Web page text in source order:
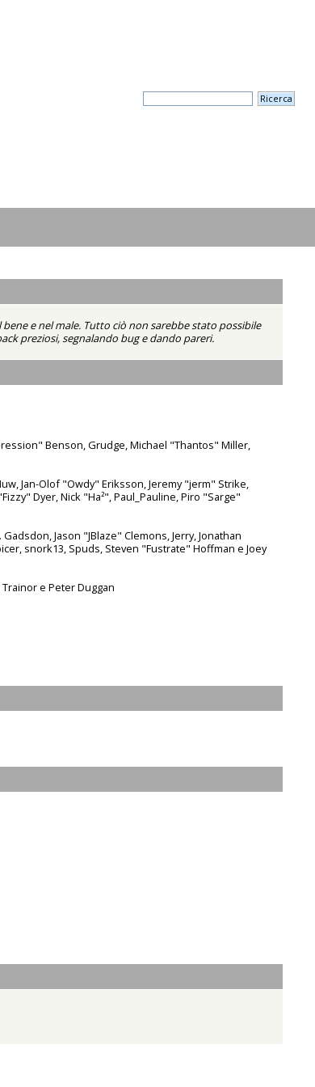
e nel male. Tutto ciò non sarebbe stato possibile
preziosi, segnalando bug e dando pareri.
Benson, Grudge, Michael "Thantos" Miller,
Jan-Olof "Owdy" Eriksson, Jeremy "jerm" Strike,
Dyer, Nick "Ha²", Paul_Pauline, Piro "Sarge"
Jason "JBlaze" Clemons, Jerry, Jonathan
snork13, Spuds, Steven "Fustrate" Hoffman e Joey
e Peter Duggan